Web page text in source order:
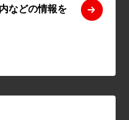
などの情報を